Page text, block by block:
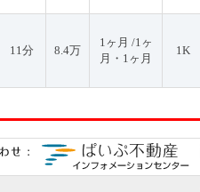
11分 8.4万
1ヶ月 /1ヶ
月・1ヶ月
1K